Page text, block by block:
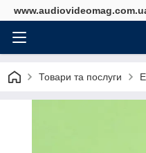
Товари та послуги